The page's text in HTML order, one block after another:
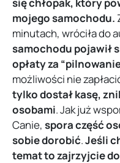
mojego samochodu.
minutach, wróciła do
samochodu pojawił
opłaty za
możliwości nie
tylko dostał kasę,
osobami. Jak już
Canie, spora część
sobie dorobić.Jeśli
temat to zajrzyjcie